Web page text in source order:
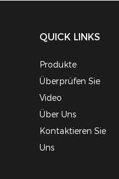
QUICK LINKS
Produkte
Überprüfen Sie
Video
Über Uns
Kontaktieren Sie
Uns